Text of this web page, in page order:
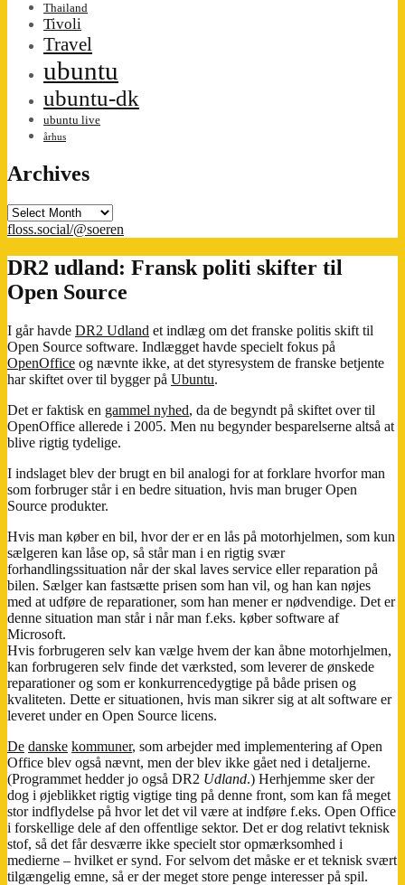
Thailand
Tivoli
Travel
ubuntu
ubuntu-dk
ubuntu live
århus
Archives
Archives
floss.social/@soeren
DR2 udland: Fransk politi skifter til
Open Source
I går havde DR2 Udland et indlæg om det franske politis skift til
Open Source software. Indlægget havde specielt fokus på
OpenOffice og nævnte ikke, at det styresystem de franske betjente
har skiftet over til bygger på Ubuntu.
Det er faktisk en gammel nyhed, da de begyndt på skiftet over til
OpenOffice allerede i 2005. Men nu begynder besparelserne altså at
blive rigtig tydelige.
I indslaget blev der brugt en bil analogi for at forklare hvorfor man
som forbruger står i en bedre situation, hvis man bruger Open
Source produkter.
Hvis man køber en bil, hvor der er en lås på motorhjelmen, som kun
sælgeren kan låse op, så står man i en rigtig svær
forhandlingssituation når der skal laves service eller reparation på
bilen. Sælger kan fastsætte prisen som han vil, og han kan nøjes
med at udføre de reparationer, som han mener er nødvendige. Det er
denne situation man står i når man f.eks. køber software af
Microsoft.
Hvis forbrugeren selv kan vælge hvem der kan åbne motorhjelmen,
kan forbrugeren selv finde det værksted, som leverer de ønskede
reparationer og som er konkurrencedygtige på både prisen og
kvaliteten. Dette er situationen, hvis man sikrer sig at alt software er
leveret under en Open Source licens.
De danske kommuner, som arbejder med implementering af Open
Office blev også nævnt, men der blev ikke gået ned i detaljerne.
(Programmet hedder jo også DR2 Udland.) Herhjemme sker der
dog i øjeblikket rigtig vigtige ting på denne front, som kan få meget
stor indflydelse på hvor let det vil være at indføre f.eks. Open Office
i forskellige dele af den offentlige sektor. Det er dog relativt teknisk
stof, så det får desværre ikke specielt stor opmærksomhed i
medierne – hvilket er synd. For selvom det måske er et teknisk svært
tilgængelig emne, så er der meget store penge interesser på spil.